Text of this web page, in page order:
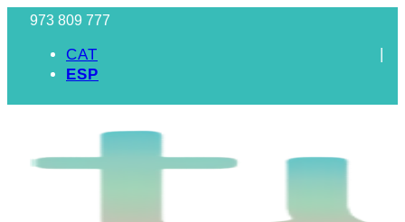
973 809 777
CAT
ESP